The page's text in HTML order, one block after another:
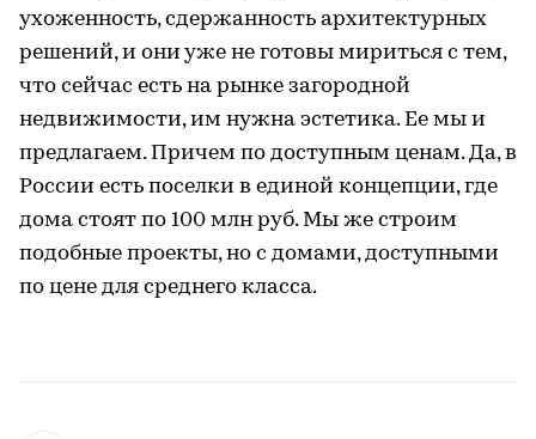
ухоженность, сдержанность архитектурных
решений, и они уже не готовы мириться с тем,
что сейчас есть на рынке загородной
недвижимости, им нужна эстетика. Ее мы и
предлагаем. Причем по доступным ценам. Да, в
России есть поселки в единой концепции, где
дома стоят по 100 млн руб. Мы же строим
подобные проекты, но с домами, доступными
по цене для среднего класса.